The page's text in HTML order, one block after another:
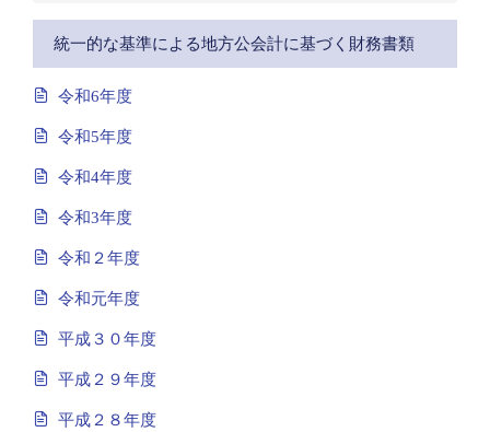
統一的な基準による地方公会計に基づく財務書類
令和6年度
令和5年度
令和4年度
令和3年度
令和２年度
令和元年度
平成３０年度
平成２９年度
平成２８年度